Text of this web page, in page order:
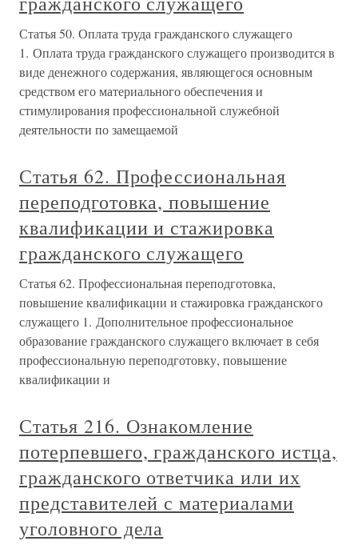
Статья 50. Оплата труда гражданского служащего
1. Оплата труда гражданского служащего производится в
виде денежного содержания, являющегося основным
средством его материального обеспечения и
стимулирования профессиональной служебной
деятельности по замещаемой
Статья 62. Профессиональная
переподготовка, повышение
квалификации и стажировка
гражданского служащего
Статья 62. Профессиональная переподготовка,
повышение квалификации и стажировка гражданского
служащего 1. Дополнительное профессиональное
образование гражданского служащего включает в себя
профессиональную переподготовку, повышение
квалификации и
Статья 216. Ознакомление
потерпевшего, гражданского истца,
гражданского ответчика или их
представителей с материалами
уголовного дела